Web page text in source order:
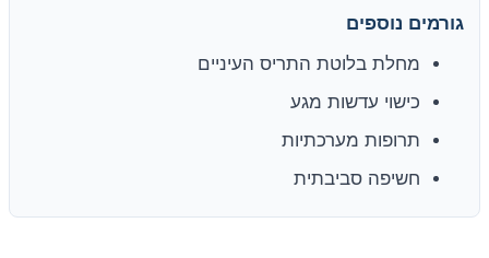
גורמים נוספים
מחלת בלוטת התריס העיניים
כישוי עדשות מגע
תרופות מערכתיות
חשיפה סביבתית